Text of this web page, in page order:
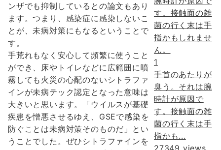
ンザでも抑制しているとの論文もあり
ます。つまり、感染症に感染しないこ
とが、未病対策にもなるということで
す。
手荒れもなく安心して頻繁に使うこと
ができ、床やトイレなどに広範囲に噴
霧しても火災の心配のないシトラファ
インが未病テック認定となった意味は
大きいと思います。「ウイルスが基礎
疾患を憎悪させるゆえ、GSEで感染を
防ぐことは未病対策そのものだ」とい
うことでした。ぜひシトラファインを
1
手首のあたりが
臭う。それは腕
時計が原因で
す。接触面の雑
菌の行く末は手
指かも...
27349 views